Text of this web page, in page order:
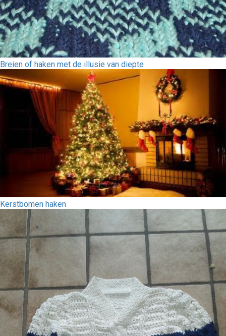
Breien of haken met de illusie van diepte
Kerstbomen haken